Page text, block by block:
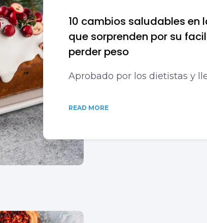
10 cambios saludables en
que sorprenden por su
perder peso
Aprobado por los dietistas y
READ MORE